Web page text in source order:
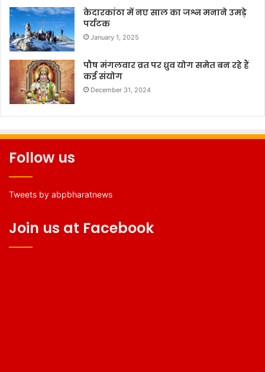
केदारकांठा में नए साल का जश्न मनाने उमड़े
पर्यटक
January 1, 2025
पौष मंगलवार व्रत पर ध्रुव योग समेत बन रहे हैं
कई संयोग
December 31, 2024
Follow us
Tweets by abpbharatnews
Join us at Facebook